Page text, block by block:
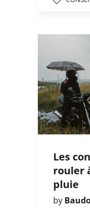
Les
rouler
pluie
by